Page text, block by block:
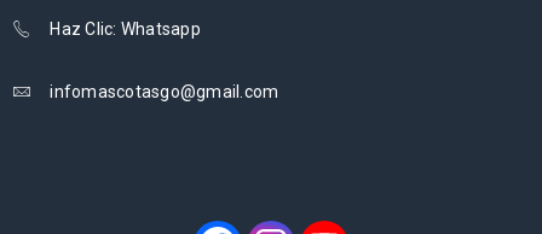
Haz Clic: Whatsapp
infomascotasgo@gmail.com